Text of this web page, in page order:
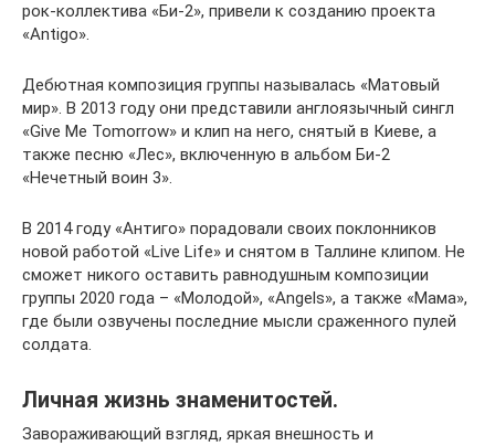
рок-коллектива «Би-2», привели к созданию проекта
«Antigo».
Дебютная композиция группы называлась «Матовый
мир». В 2013 году они представили англоязычный сингл
«Give Me Tomorrow» и клип на него, снятый в Киеве, а
также песню «Лес», включенную в альбом Би-2
«Нечетный воин 3».
В 2014 году «Антиго» порадовали своих поклонников
новой работой «Live Life» и снятом в Таллине клипом. Не
сможет никого оставить равнодушным композиции
группы 2020 года – «Молодой», «Angels», а также «Мама»,
где были озвучены последние мысли сраженного пулей
солдата.
Личная жизнь знаменитостей.
Завораживающий взгляд, яркая внешность и